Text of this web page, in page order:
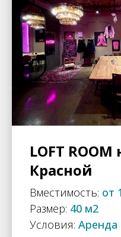
LOFT ROOM
Красной
Вместимость: от
Размер: 40 м2
Условия: Аренда